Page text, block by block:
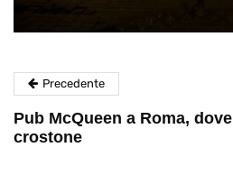
Precedente
Pub McQueen a Roma,
crostone